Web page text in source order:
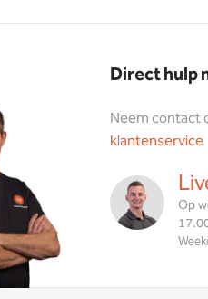
Direct hulp
Neem contact
klantenservice
Op